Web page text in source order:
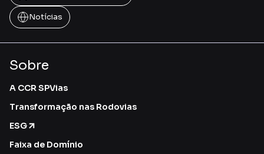
Notícias
Sobre
A CCR SPVias
Transformação nas Rodovias
ESG
Faixa de Domínio